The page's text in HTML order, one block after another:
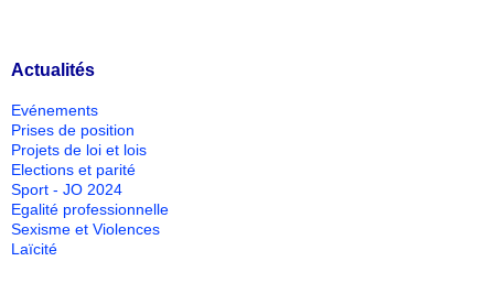
Actualités
Evénements
Prises de position
Projets de loi et lois
Elections et parité
Sport - JO 2024
Egalité professionnelle
Sexisme et Violences
Laïcité